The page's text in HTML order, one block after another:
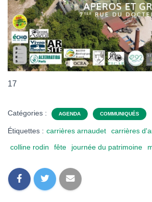
17
Catégories : AGENDA COMMUNIQUÉS
Étiquettes : carrières arnaudet
carrières
colline rodin
fête journée du patrimoine